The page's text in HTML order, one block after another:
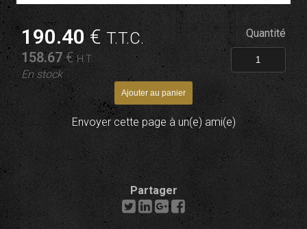
190.40 €T.T.C.
158.67€H.T.
En stock
Quantité
Envoyer cette page à un(e) ami(e)
Partager